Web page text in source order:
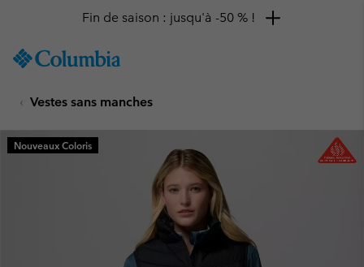
TO
SKIP
MAIN
NAV
Fin de saison : jusqu'à -50 % !
Vestes sans manches
Nouveaux Coloris